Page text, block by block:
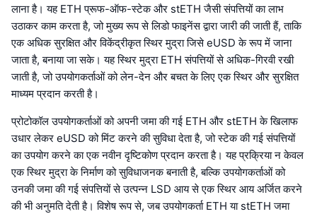
लाना है। यह ETH प्रूफ-ऑफ-स्टेक और stETH जैसी संपत्तियों का लाभ
उठाकर काम करता है, जो मुख्य रूप से लिडो फाइनेंस द्वारा जारी की जाती हैं, ताकि
एक अधिक सुरक्षित और विकेंद्रीकृत स्थिर मुद्रा जिसे eUSD के रूप में जाना
जाता है, बनाया जा सके। यह स्थिर मुद्रा ETH संपत्तियों से अधिक-गिरवी रखी
जाती है, जो उपयोगकर्ताओं को लेन-देन और बचत के लिए एक स्थिर और सुरक्षित
माध्यम प्रदान करती है।
प्रोटोकॉल उपयोगकर्ताओं को अपनी जमा की गई ETH और stETH के खिलाफ
उधार लेकर eUSD को मिंट करने की सुविधा देता है, जो स्टेक की गई संपत्तियों
का उपयोग करने का एक नवीन दृष्टिकोण प्रदान करता है। यह प्रक्रिया न केवल
एक स्थिर मुद्रा के निर्माण को सुविधाजनक बनाती है, बल्कि उपयोगकर्ताओं को
उनकी जमा की गई संपत्तियों से उत्पन्न LSD आय से एक स्थिर आय अर्जित करने
की भी अनुमति देती है। विशेष रूप से, जब उपयोगकर्ता ETH या stETH जमा